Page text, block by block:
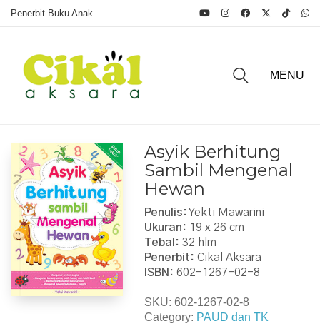
Penerbit Buku Anak
MENU
Asyik Berhitung
Sambil Mengenal
Hewan
Penulis:Yekti Mawarini
Ukuran: 19 x 26 cm
Tebal: 32 hlm
Penerbit: Cikal Aksara
ISBN: 602-1267-02-8
SKU: 602-1267-02-8
Category: PAUD dan TK